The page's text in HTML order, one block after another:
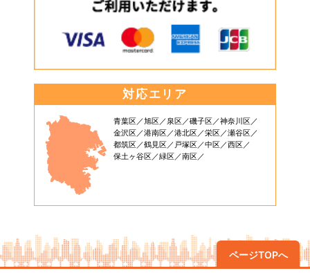
対応エリア
青葉区 旭区 泉区 磯子区
神奈川区
金沢区
港南区 港北区 栄区
瀬谷区
都筑区
鶴見区 戸塚区 中区
西区
保土ヶ谷区
緑区 南区
ページTOPへ